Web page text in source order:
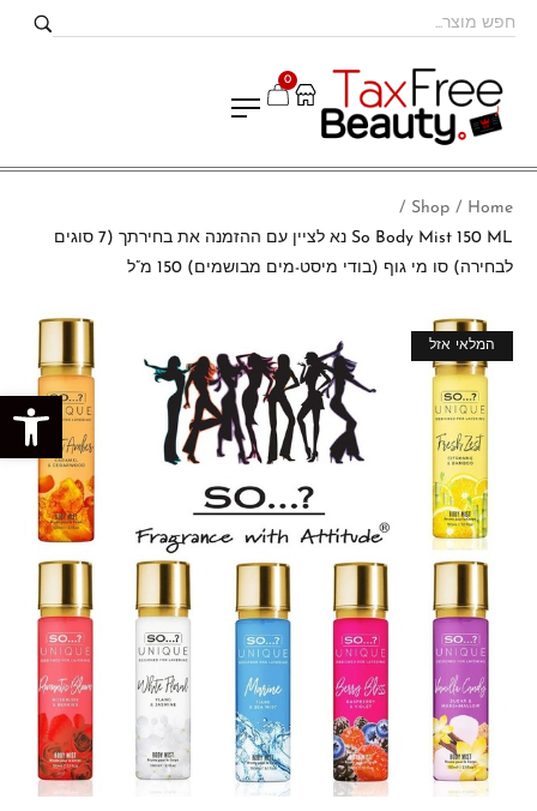
פתח סרגל נגישות
0
Home
/
Shop
/
So Body Mist 150 ML נא לציין עם ההזמנה את בחירתך (7 סוגים
לבחירה) סו מי גוף (בודי מיסט-מים מבושמים) 150 מ”ל
מבצע!
המלאי אזל